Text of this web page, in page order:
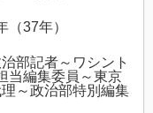
37年）
部記者～ワシント
当編集委員～東京
～政治部特別編集